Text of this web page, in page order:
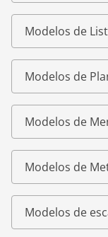
Modelos de
Modelos de
Modelos de
Modelos de
Modelos de